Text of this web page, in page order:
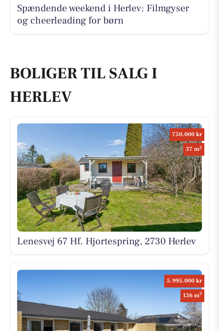
Spændende weekend i Herlev: Filmgyser
og cheerleading for børn
BOLIGER TIL SALG I
HERLEV
750.000 kr
37 m2
Lenesvej 67 Hf. Hjortespring, 2730 Herlev
5.995.000 kr
136 m2